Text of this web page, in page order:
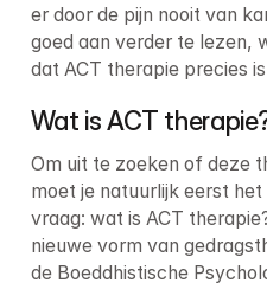
er door de pijn nooit van
goed aan verder te lezen,
dat ACT therapie precies
Wat is ACT
Om uit te zoeken of deze
moet je natuurlijk eerst
vraag: wat is ACT
nieuwe vorm van
de Boeddhistische